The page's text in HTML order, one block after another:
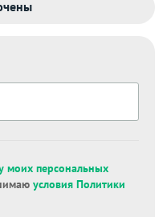
моих персональных
условия Политики